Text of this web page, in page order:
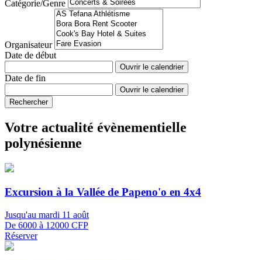
Catégorie/Genre
Organisateur
Date de début
Ouvrir le calendrier
Date de fin
Ouvrir le calendrier
Rechercher
Votre actualité évènementielle
polynésienne
Excursion à la Vallée de Papeno'o en 4x4
Jusqu'au mardi 11 août
De 6000 à 12000 CFP
Réserver